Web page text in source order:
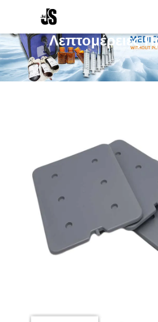
Λεπτομέρειες